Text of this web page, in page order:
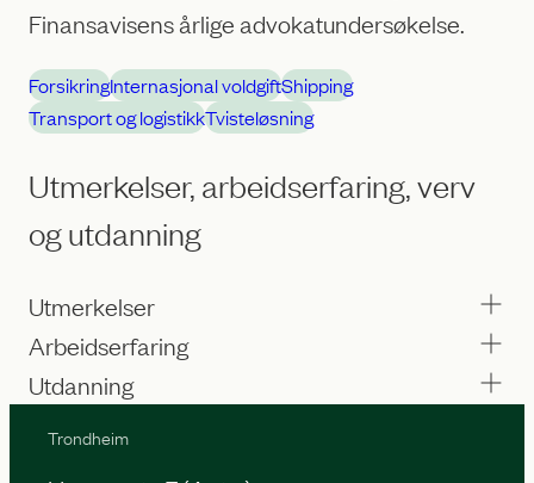
Finansavisens årlige advokatundersøkelse.
ForsikringInternasjonal voldgiftShipping
Transport og logistikkTvisteløsning
Utmerkelser, arbeidserfaring, verv
og utdanning
Utmerkelser
Arbeidserfaring
Utdanning
Trondheim